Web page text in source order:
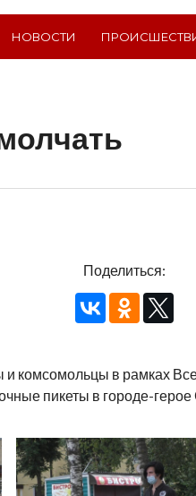
НОВОСТИ
Поделиться:
комсомольцы в рамках
пикеты в городе-герое